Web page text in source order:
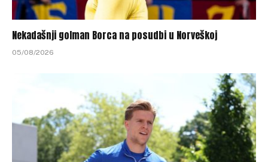
Nekadašnji golman Borca na posudbi u Norveškoj
05/08/2026